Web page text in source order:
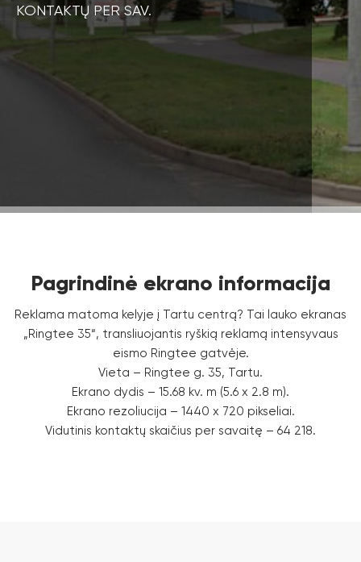
KONTAKTŲ PER SAV.
Pagrindinė ekrano informacija
Reklama matoma kelyje į Tartu centrą? Tai lauko ekranas
„Ringtee 35“, transliuojantis ryškią reklamą intensyvaus
eismo Ringtee gatvėje.
Vieta – Ringtee g. 35, Tartu.
Ekrano dydis – 15.68 kv. m (5.6 x 2.8 m).
Ekrano rezoliucija – 1440 x 720 pikseliai.
Vidutinis kontaktų skaičius per savaitę – 64 218.